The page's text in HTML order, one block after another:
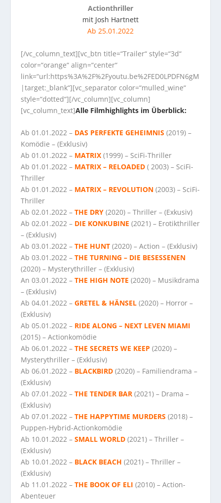
Actionthriller
mit Josh Hartnett
Ab 25.01.2022
[/vc_column_text][vc_btn title=“Trailer“ style=“3d“
color=“orange“ align=“center“
link=“url:https%3A%2F%2Fyoutu.be%2FED0LPDFN6gM
|target:_blank“][vc_separator color=“mulled_wine“
style=“dotted“][/vc_column][vc_column]
[vc_column_text]Alle Filmhighlights im Überblick:
Ab 01.01.2022 – DAS PERFEKTE GEHEIMNIS (2019) –
Komödie – (Exklusiv)
Ab 01.01.2022 – MATRIX (1999) – SciFi-Thriller
Ab 01.01.2022 – MATRIX – RELOADED ( 2003) – SciFi-
Thriller
Ab 01.01.2022 – MATRIX – REVOLUTION (2003) – SciFi-
Thriller
Ab 02.01.2022 –THE DRY (2020) – Thriller – (Exkusiv)
Ab 02.01.2022 – DIE KONKUBINE (2021) – Erotikthriller
– (Exklusiv)
Ab 03.01.2022 –THE HUNT (2020) – Action – (Exklusiv)
Ab 03.01.2022 –THE TURNING – DIE BESESSENEN
(2020) – Mysterythriller – (Exklusiv)
An 03.01.2022 –THE HIGH NOTE (2020) – Musikdrama
– (Exklusiv)
Ab 04.01.2022 –GRETEL & HÄNSEL (2020) – Horror –
(Exklusiv)
Ab 05.01.2022 – RIDE ALONG – NEXT LEVEN MIAMI
(2015) – Actionkomödie
Ab 06.01.2022 –THE SECRETS WE KEEP (2020) –
Mysterythriller – (Exklusiv)
Ab 06.01.2022 – BLACKBIRD (2020) – Familiendrama –
(Exklusiv)
Ab 07.01.2022 –THE TENDER BAR (2021) – Drama –
(Exklusiv)
Ab 07.01.2022 –THE HAPPYTIME MURDERS (2018) –
Puppen-Hybrid-Actionkomödie
Ab 10.01.2022 –SMALL WORLD (2021) – Thriller –
(Exklusiv)
Ab 10.01.2022 – BLACK BEACH (2021) – Thriller –
(Exklusiv)
Ab 11.01.2022 –THE BOOK OF ELI (2010) – Action-
Abenteuer